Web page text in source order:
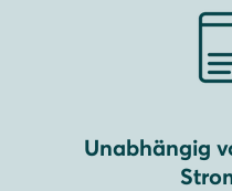
Unabhängig